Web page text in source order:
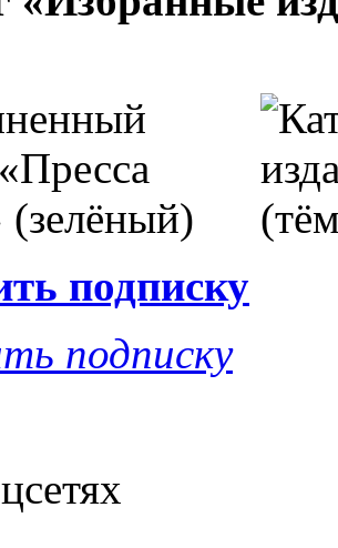
подписку
подписку